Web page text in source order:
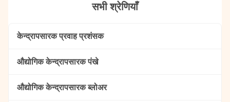
सभी श्रेणियाँ
केन्द्रापसारक प्रवाह प्रशंसक
औद्योगिक केन्द्रापसारक पंखे
औद्योगिक केन्द्रापसारक ब्लोअर